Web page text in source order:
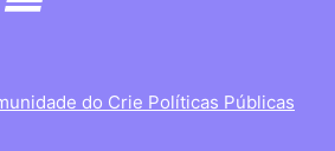
do Crie Políticas Públicas